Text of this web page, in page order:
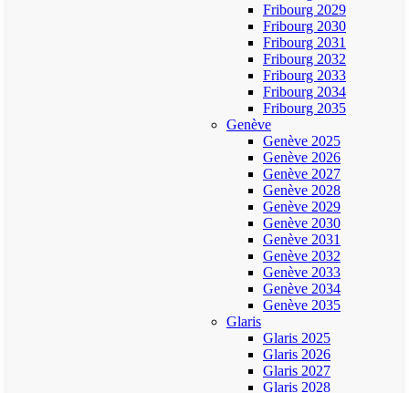
Fribourg 2029
Fribourg 2030
Fribourg 2031
Fribourg 2032
Fribourg 2033
Fribourg 2034
Fribourg 2035
Genève
Genève 2025
Genève 2026
Genève 2027
Genève 2028
Genève 2029
Genève 2030
Genève 2031
Genève 2032
Genève 2033
Genève 2034
Genève 2035
Glaris
Glaris 2025
Glaris 2026
Glaris 2027
Glaris 2028